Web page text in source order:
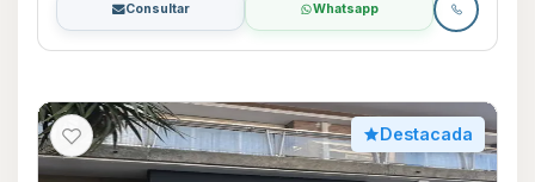
Consultar Whatsapp
Destacada